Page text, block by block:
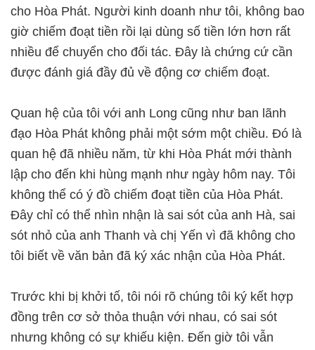
cho Hòa Phát. Người kinh doanh như tôi, không bao
giờ chiếm đoạt tiền rồi lại dùng số tiền lớn hơn rất
nhiều để chuyển cho đối tác. Đây là chứng cứ cần
được đánh giá đầy đủ về động cơ chiếm đoạt.
Quan hệ của tôi với anh Long cũng như ban lãnh
đạo Hòa Phát không phải một sớm một chiều. Đó là
quan hệ đã nhiều năm, từ khi Hòa Phát mới thành
lập cho đến khi hùng mạnh như ngày hôm nay. Tôi
không thể có ý đồ chiếm đoạt tiền của Hòa Phát.
Đây chỉ có thể nhìn nhận là sai sót của anh Hà, sai
sót nhỏ của anh Thanh và chị Yến vì đã không cho
tôi biết về văn bản đã ký xác nhận của Hòa Phát.
Trước khi bị khởi tố, tôi nói rõ chúng tôi ký kết hợp
đồng trên cơ sở thỏa thuận với nhau, có sai sót
nhưng không có sự khiếu kiện. Đến giờ tôi vẫn